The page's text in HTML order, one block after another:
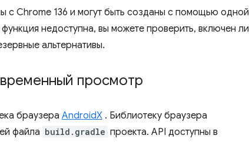
с Chrome 136 и могут быть созданы с помощью одной
недоступна, вы можете проверить, включен ли
альтернативы.
просмотр
браузера AndroidX . Библиотеку браузера
файла build.gradle проекта. API доступны в